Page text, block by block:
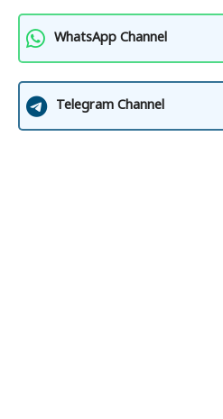
WhatsApp Channel
Telegram Channel